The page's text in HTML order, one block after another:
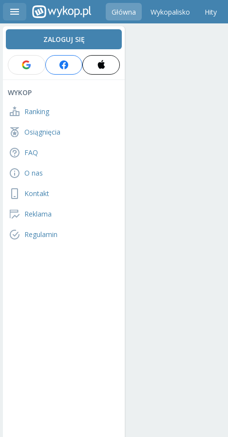
Główna Wykopalisko Hity
ZALOGUJ SIĘ
WYKOP
Ranking
Osiągnięcia
FAQ
O nas
Kontakt
Reklama
Regulamin